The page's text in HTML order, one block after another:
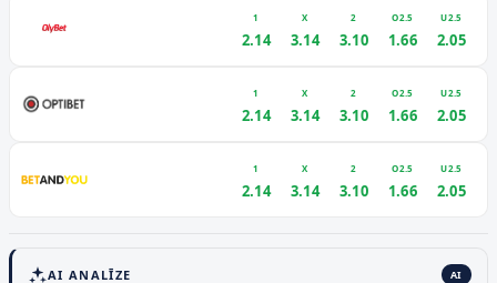
1
2.14
X
3.14
2
3.10
O2.5
1.66
U2.5
2.05
1
2.14
X
3.14
2
3.10
O2.5
1.66
U2.5
2.05
1
2.14
X
3.14
2
3.10
O2.5
1.66
U2.5
2.05
AI ANALĪZE AI